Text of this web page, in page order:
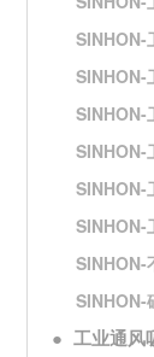
SINHON-
SINHON-
SINHON-
SINHON-
SINHON-
SINHON-
SINHON-
SINHON-
● 工业通风